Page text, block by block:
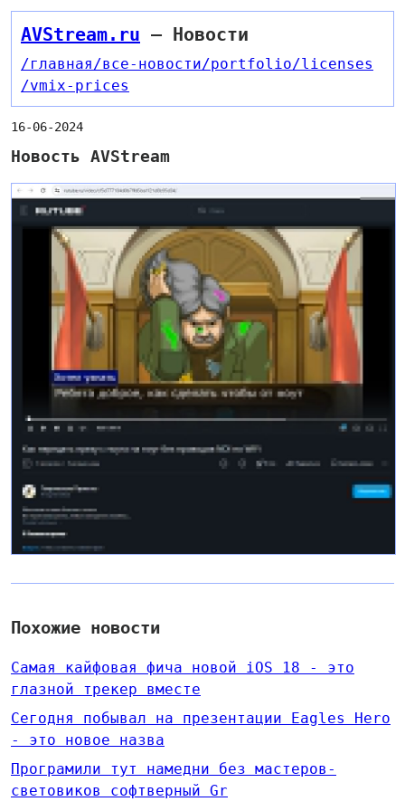
AVStream.ru — Новости
/главная/все-новости/portfolio/licenses
/vmix-prices
16-06-2024
Новость AVStream
Похожие новости
Самая кайфовая фича новой iOS 18 - это
глазной трекер вместе
Сегодня побывал на презентации Eagles Hero
- это новое назва
Програмили тут намедни без мастеров-
световиков софтверный Gr